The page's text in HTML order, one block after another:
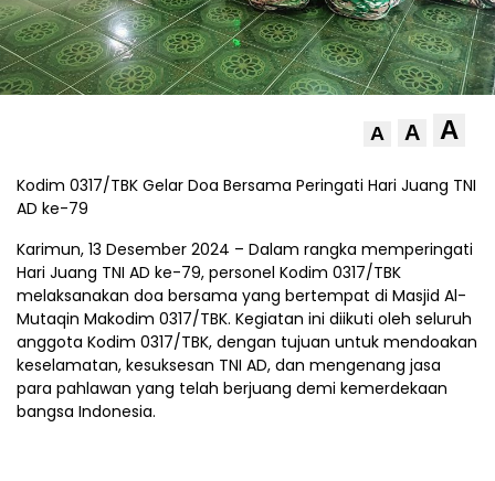
A A A
Kodim 0317/TBK Gelar Doa Bersama Peringati Hari Juang TNI
AD ke-79
Karimun, 13 Desember 2024 – Dalam rangka memperingati
Hari Juang TNI AD ke-79, personel Kodim 0317/TBK
melaksanakan doa bersama yang bertempat di Masjid Al-
Mutaqin Makodim 0317/TBK. Kegiatan ini diikuti oleh seluruh
anggota Kodim 0317/TBK, dengan tujuan untuk mendoakan
keselamatan, kesuksesan TNI AD, dan mengenang jasa
para pahlawan yang telah berjuang demi kemerdekaan
bangsa Indonesia.